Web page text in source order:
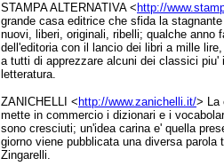
STAMPA ALTERNATIVA < http://
grande casa editrice che sfida la
nuovi, liberi, originali, ribelli; qualche anno
dell'editoria con il lancio dei libri a mille
a tutti di apprezzare alcuni dei classici piu'
letteratura.
ZANICHELLI < http://www.zanichelli.it/> La
mette in commercio i dizionari e i
sono cresciuti; un'idea carina e' quella
giorno viene pubblicata una diversa parola
Zingarelli.